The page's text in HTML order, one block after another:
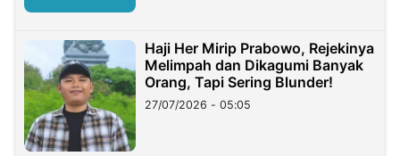
Haji Her Mirip Prabowo, Rejekinya
Melimpah dan Dikagumi Banyak
Orang, Tapi Sering Blunder!
27/07/2026 - 05:05